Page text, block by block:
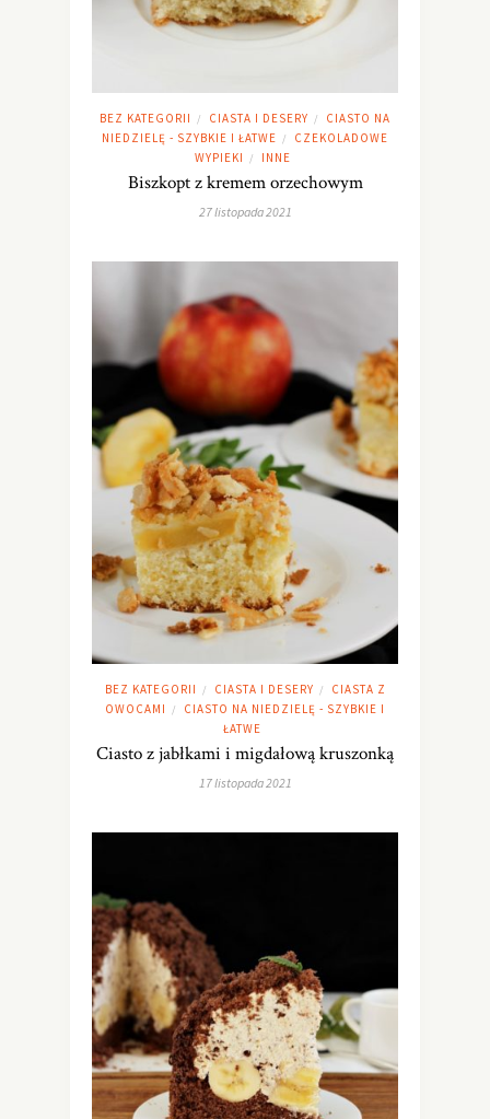
BEZ KATEGORII / CIASTA I DESERY /
CIASTO NA
NIEDZIELĘ - SZYBKIE I ŁATWE /
CZEKOLADOWE
WYPIEKI
/ INNE
Biszkopt z kremem orzechowym
27 listopada 2021
BEZ KATEGORII / CIASTA I DESERY /
CIASTA Z
OWOCAMI
/
CIASTO NA NIEDZIELĘ - SZYBKIE I
ŁATWE
Ciasto z jabłkami i migdałową kruszonką
17 listopada 2021